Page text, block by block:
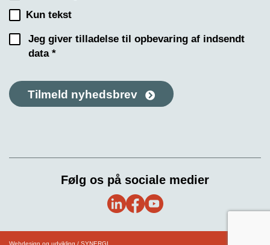
Kun tekst
Jeg giver tilladelse til opbevaring af indsendt
data *
Tilmeld nyhedsbrev
Følg os på sociale medier
Webdesign og udvikling / SYNERGI